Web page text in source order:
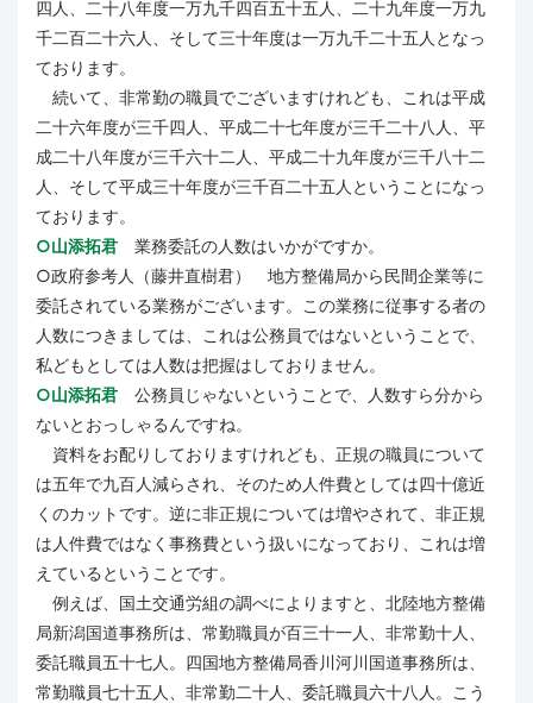
四人、二十八年度一万九千四百五十五人、二十九年度一万九
千二百二十六人、そして三十年度は一万九千二十五人となっ
ております。
続いて、非常勤の職員でございますけれども、これは平成
二十六年度が三千四人、平成二十七年度が三千二十八人、平
成二十八年度が三千六十二人、平成二十九年度が三千八十二
人、そして平成三十年度が三千百二十五人ということになっ
ております。
○山添拓君 業務委託の人数はいかがですか。
○政府参考人（藤井直樹君） 地方整備局から民間企業等に
委託されている業務がございます。この業務に従事する者の
人数につきましては、これは公務員ではないということで、
私どもとしては人数は把握はしておりません。
○山添拓君 公務員じゃないということで、人数すら分から
ないとおっしゃるんですね。
資料をお配りしておりますけれども、正規の職員について
は五年で九百人減らされ、そのため人件費としては四十億近
くのカットです。逆に非正規については増やされて、非正規
は人件費ではなく事務費という扱いになっており、これは増
えているということです。
例えば、国土交通労組の調べによりますと、北陸地方整備
局新潟国道事務所は、常勤職員が百三十一人、非常勤十人、
委託職員五十七人。四国地方整備局香川河川国道事務所は、
常勤職員七十五人、非常勤二十人、委託職員六十八人。こう